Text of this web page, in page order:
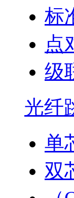
标
点
级
光纤
单
双